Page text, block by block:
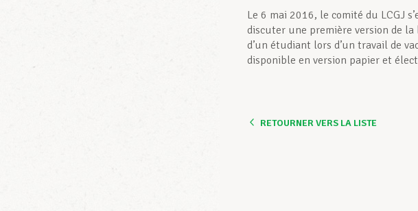
Le 6 mai 2016, le comité du LCGJ
discuter une première version de
d’un étudiant lors d’un travail de
disponible en version papier et
RETOURNER VERS LA LISTE